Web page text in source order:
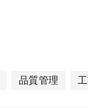
品質管理